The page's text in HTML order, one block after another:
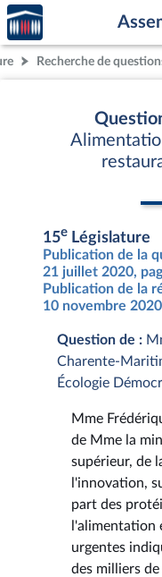
Aller au contenu
Aller en bas de la page
Accèder
à la
page
d'accueilRecherche de
15e Législature
Publication de la
21 juillet 2020,
Publication de la
10 novembre
Question de :
Charente-
Écologie
Mme
de Mme la
supérieur, de
l'innovation,
part des
l'alimentation
urgentes
des milliers